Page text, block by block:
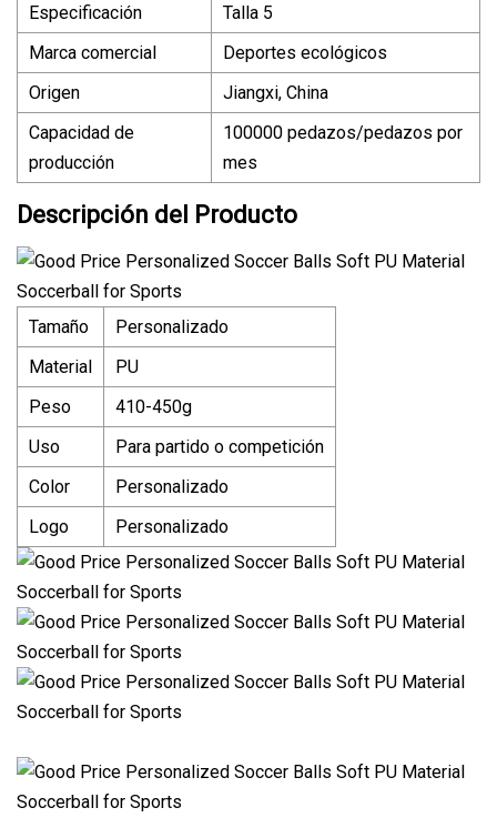
Especificación
Talla 5
Marca comercial
Deportes ecológicos
Origen
Jiangxi, China
Capacidad de
producción
100000 pedazos/pedazos por
mes
Descripción del Producto
Tamaño
Personalizado
Material
PU
Peso
410-450g
Uso
Para partido o competición
Color
Personalizado
Logo
Personalizado